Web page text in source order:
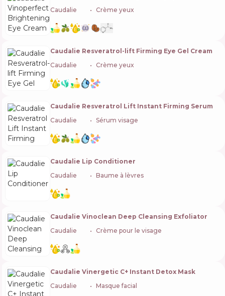
Caudalie
Crème yeux
Caudalie Resveratrol-lift Firming Eye Gel Cream
Caudalie
Crème yeux
Caudalie Resveratrol Lift Instant Firming Serum
Caudalie
Sérum visage
Caudalie Lip Conditioner
Caudalie
Baume à lèvres
Caudalie Vinoclean Deep Cleansing Exfoliator
Caudalie
Crème pour le visage
Caudalie Vinergetic C+ Instant Detox Mask
Caudalie
Masque facial